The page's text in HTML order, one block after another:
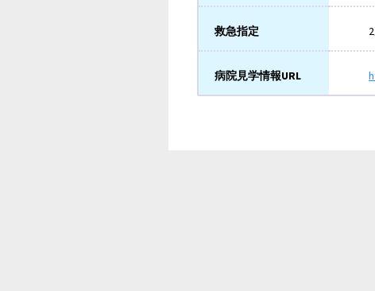
救急指定
病院見学情報URL